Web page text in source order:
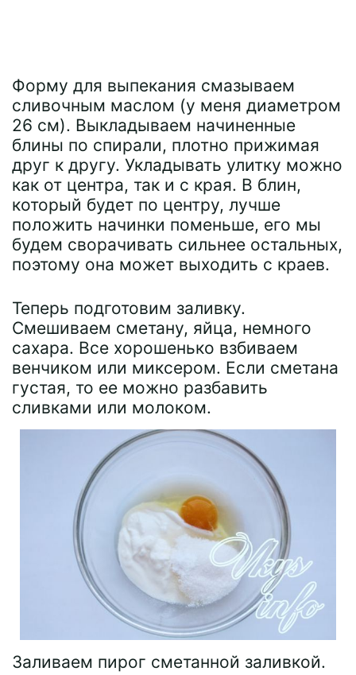
Форму для выпекания смазываем
сливочным маслом (у меня диаметром
26 см). Выкладываем начиненные
блины по спирали, плотно прижимая
друг к другу. Укладывать улитку можно
как от центра, так и с края. В блин,
который будет по центру, лучше
положить начинки поменьше, его мы
будем сворачивать сильнее остальных,
поэтому она может выходить с краев.
Теперь подготовим заливку.
Смешиваем сметану, яйца, немного
сахара. Все хорошенько взбиваем
венчиком или миксером. Если сметана
густая, то ее можно разбавить
сливками или молоком.
Заливаем пирог сметанной заливкой.